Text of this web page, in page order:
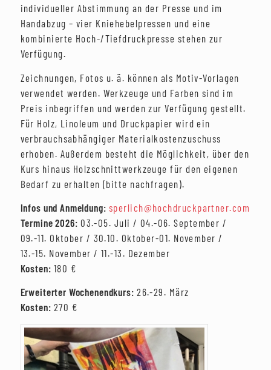
individueller Abstimmung an der Presse und im
Handabzug – vier Kniehebelpressen und eine
kombinierte Hoch-/Tiefdruckpresse stehen zur
Verfügung.
Zeichnungen, Fotos u. ä. können als Motiv-Vorlagen
verwendet werden. Werkzeuge und Farben sind im
Preis inbegriffen und werden zur Verfügung gestellt.
Für Holz, Linoleum und Druckpapier wird ein
verbrauchsabhängiger Materialkostenzuschuss
erhoben. Außerdem besteht die Möglichkeit, über den
Kurs hinaus Holzschnittwerkzeuge für den eigenen
Bedarf zu erhalten (bitte nachfragen).
Infos und Anmeldung: sperlich@hochdruckpartner.com
Termine 2026: 03.-05. Juli / 04.-06. September /
09.-11. Oktober / 30.10. Oktober-01. November /
13.-15. November / 11.-13. Dezember
Kosten: 180 €
Erweiterter Wochenendkurs: 26.-29. März
Kosten: 270 €